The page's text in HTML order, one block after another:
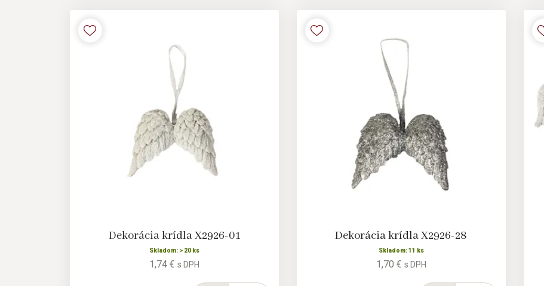
Dekorácia krídla X2926-01
Skladom: > 20 ks
1,74 € s DPH
Dekorácia krídla X2926-28
Skladom: 11 ks
1,70 € s DPH